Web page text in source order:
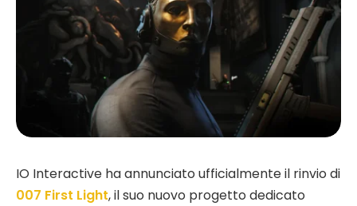
IO Interactive ha annunciato ufficialmente il rinvio di
007 First Light, il suo nuovo progetto dedicato